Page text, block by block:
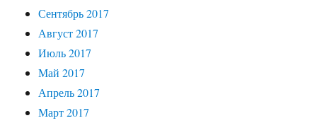
Сентябрь 2017
Август 2017
Июль 2017
Май 2017
Апрель 2017
Март 2017